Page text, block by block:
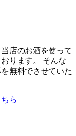
店のお酒を使って
ります。 そんな
無料でさせていた
ら